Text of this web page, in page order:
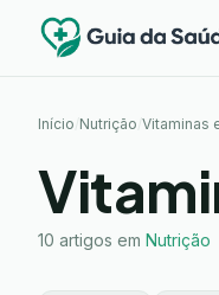
Início Nutrição Vitaminas
10 artigos em Nutrição